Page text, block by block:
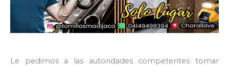
Le pedimos a las autoridades competentes tomar